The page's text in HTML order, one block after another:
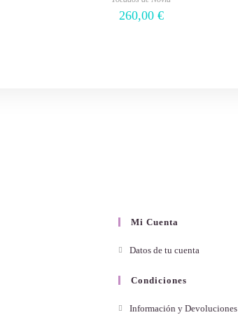
260,00 €
Mi Cuenta
Datos de tu cuenta
Condiciones
Información y Devoluciones